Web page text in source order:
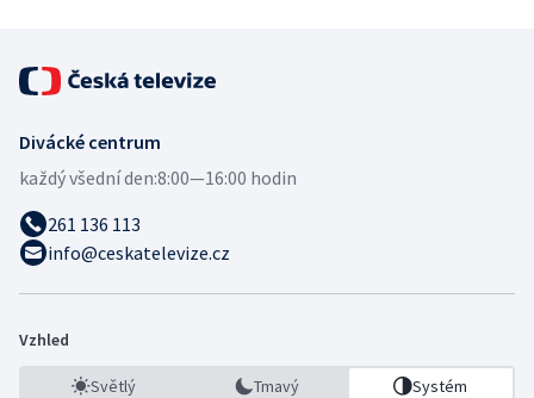
Divácké centrum
každý všední den:8:00—16:00 hodin
261 136 113
info@ceskatelevize.cz
Vzhled
Světlý Tmavý Systém